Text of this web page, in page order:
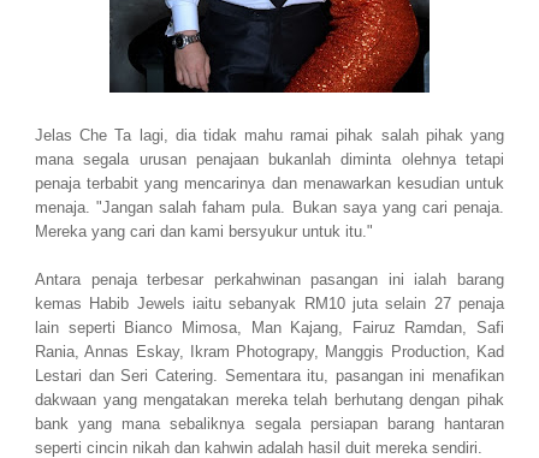
Jelas Che Ta lagi, dia tidak mahu ramai pihak salah pihak yang
mana segala urusan penajaan bukanlah diminta olehnya tetapi
penaja terbabit yang mencarinya dan menawarkan kesudian untuk
menaja. "Jangan salah faham pula. Bukan saya yang cari penaja.
Mereka yang cari dan kami bersyukur untuk itu."
Antara penaja terbesar perkahwinan pasangan ini ialah barang
kemas Habib Jewels iaitu sebanyak RM10 juta selain 27 penaja
lain seperti Bianco Mimosa, Man Kajang, Fairuz Ramdan, Safi
Rania, Annas Eskay, Ikram Photograpy, Manggis Production, Kad
Lestari dan Seri Catering. Sementara itu, pasangan ini menafikan
dakwaan yang mengatakan mereka telah berhutang dengan pihak
bank yang mana sebaliknya segala persiapan barang hantaran
seperti cincin nikah dan kahwin adalah hasil duit mereka sendiri.